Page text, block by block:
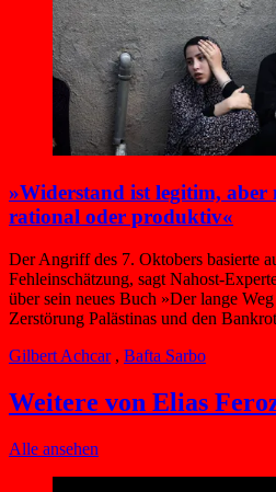
»Widerstand ist legitim, aber
rational oder produktiv«
Der Angriff des 7. Oktobers basierte
Fehleinschätzung, sagt Nahost-
über sein neues Buch »Der lange
Zerstörung Palästinas und den
Gilbert Achcar , Bafta Sarbo
Weitere von Elias
Alle ansehen